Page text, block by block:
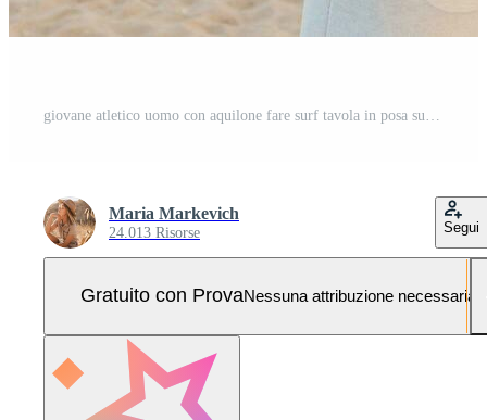
Maria Markevich
24.013 Risorse Segui
Gratuito con ProvaNessuna attribuzione necessaria